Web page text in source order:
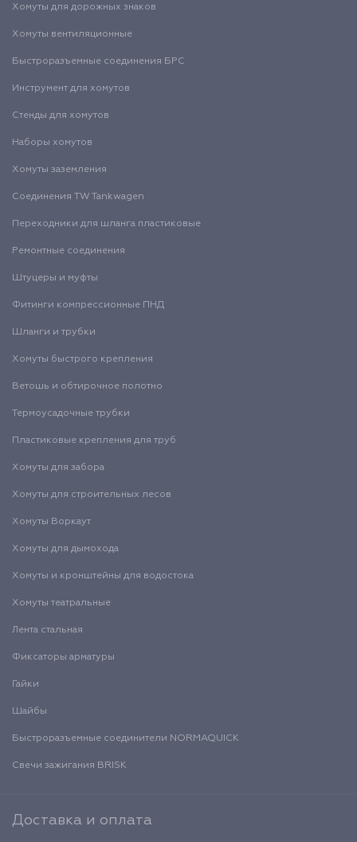
Хомуты для дорожных знаков
Хомуты вентиляционные
Быстроразъемные соединения БРС
Инструмент для хомутов
Стенды для хомутов
Наборы хомутов
Хомуты заземления
Соединения TW Tankwagen
Переходники для шланга пластиковые
Ремонтные соединения
Штуцеры и муфты
Фитинги компрессионные ПНД
Шланги и трубки
Хомуты быстрого крепления
Ветошь и обтирочное полотно
Термоусадочные трубки
Пластиковые крепления для труб
Хомуты для забора
Хомуты для строительных лесов
Хомуты Воркаут
Хомуты для дымохода
Хомуты и кронштейны для водостока
Хомуты театральные
Лента стальная
Фиксаторы арматуры
Гайки
Шайбы
Быстроразъемные соединители NORMAQUICK
Свечи зажигания BRISK
Доставка и оплата